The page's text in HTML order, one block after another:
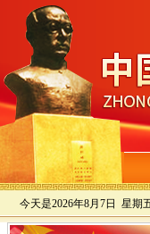
今天是2026年8月7日 星期